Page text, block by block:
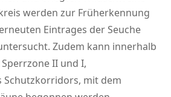
werden zur Früherkennung
Eintrages der Seuche
Zudem kann innerhalb
II und I,
Schutzkorridors, mit dem